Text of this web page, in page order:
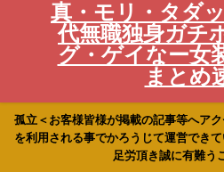
真・モリ・タダ
代無職独身ガチ
グ・ゲイなー女
まとめ
孤立＜お客様皆様が掲載の記事等へア
を利用される事でかろうじて運営でき
足労頂き誠に有難う